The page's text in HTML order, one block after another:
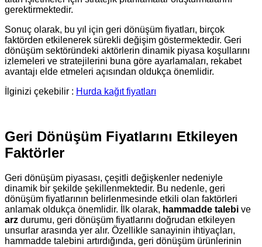
gerektirmektedir.
Sonuç olarak, bu yıl için geri dönüşüm fiyatları, birçok
faktörden etkilenerek sürekli değişim göstermektedir. Geri
dönüşüm sektöründeki aktörlerin dinamik piyasa koşullarını
izlemeleri ve stratejilerini buna göre ayarlamaları, rekabet
avantajı elde etmeleri açısından oldukça önemlidir.
İlginizi çekebilir : Hurda kağıt fiyatları
Geri Dönüşüm Fiyatlarını Etkileyen
Faktörler
Geri dönüşüm piyasası, çeşitli değişkenler nedeniyle
dinamik bir şekilde şekillenmektedir. Bu nedenle, geri
dönüşüm fiyatlarının belirlenmesinde etkili olan faktörleri
anlamak oldukça önemlidir. İlk olarak, hammadde talebi ve
arz durumu, geri dönüşüm fiyatlarını doğrudan etkileyen
unsurlar arasında yer alır. Özellikle sanayinin ihtiyaçları,
hammadde talebini artırdığında, geri dönüşüm ürünlerinin